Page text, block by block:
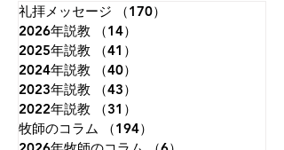
と隣人とを愛して生きるよう
に造られました。しかし、私
たちは視線を自分自身にだけ
集中させがちです。本来、人
は天を見上げて生きるように
造られているのに、地上のこ
とに埋もれて生きてしまうこ
礼拝メッセージ （170）
2026年説教
（14）
2025年説教
（41）
2024年説教
（40）
2023年説教
（43）
2022年説教
（31）
牧師のコラム
（194）